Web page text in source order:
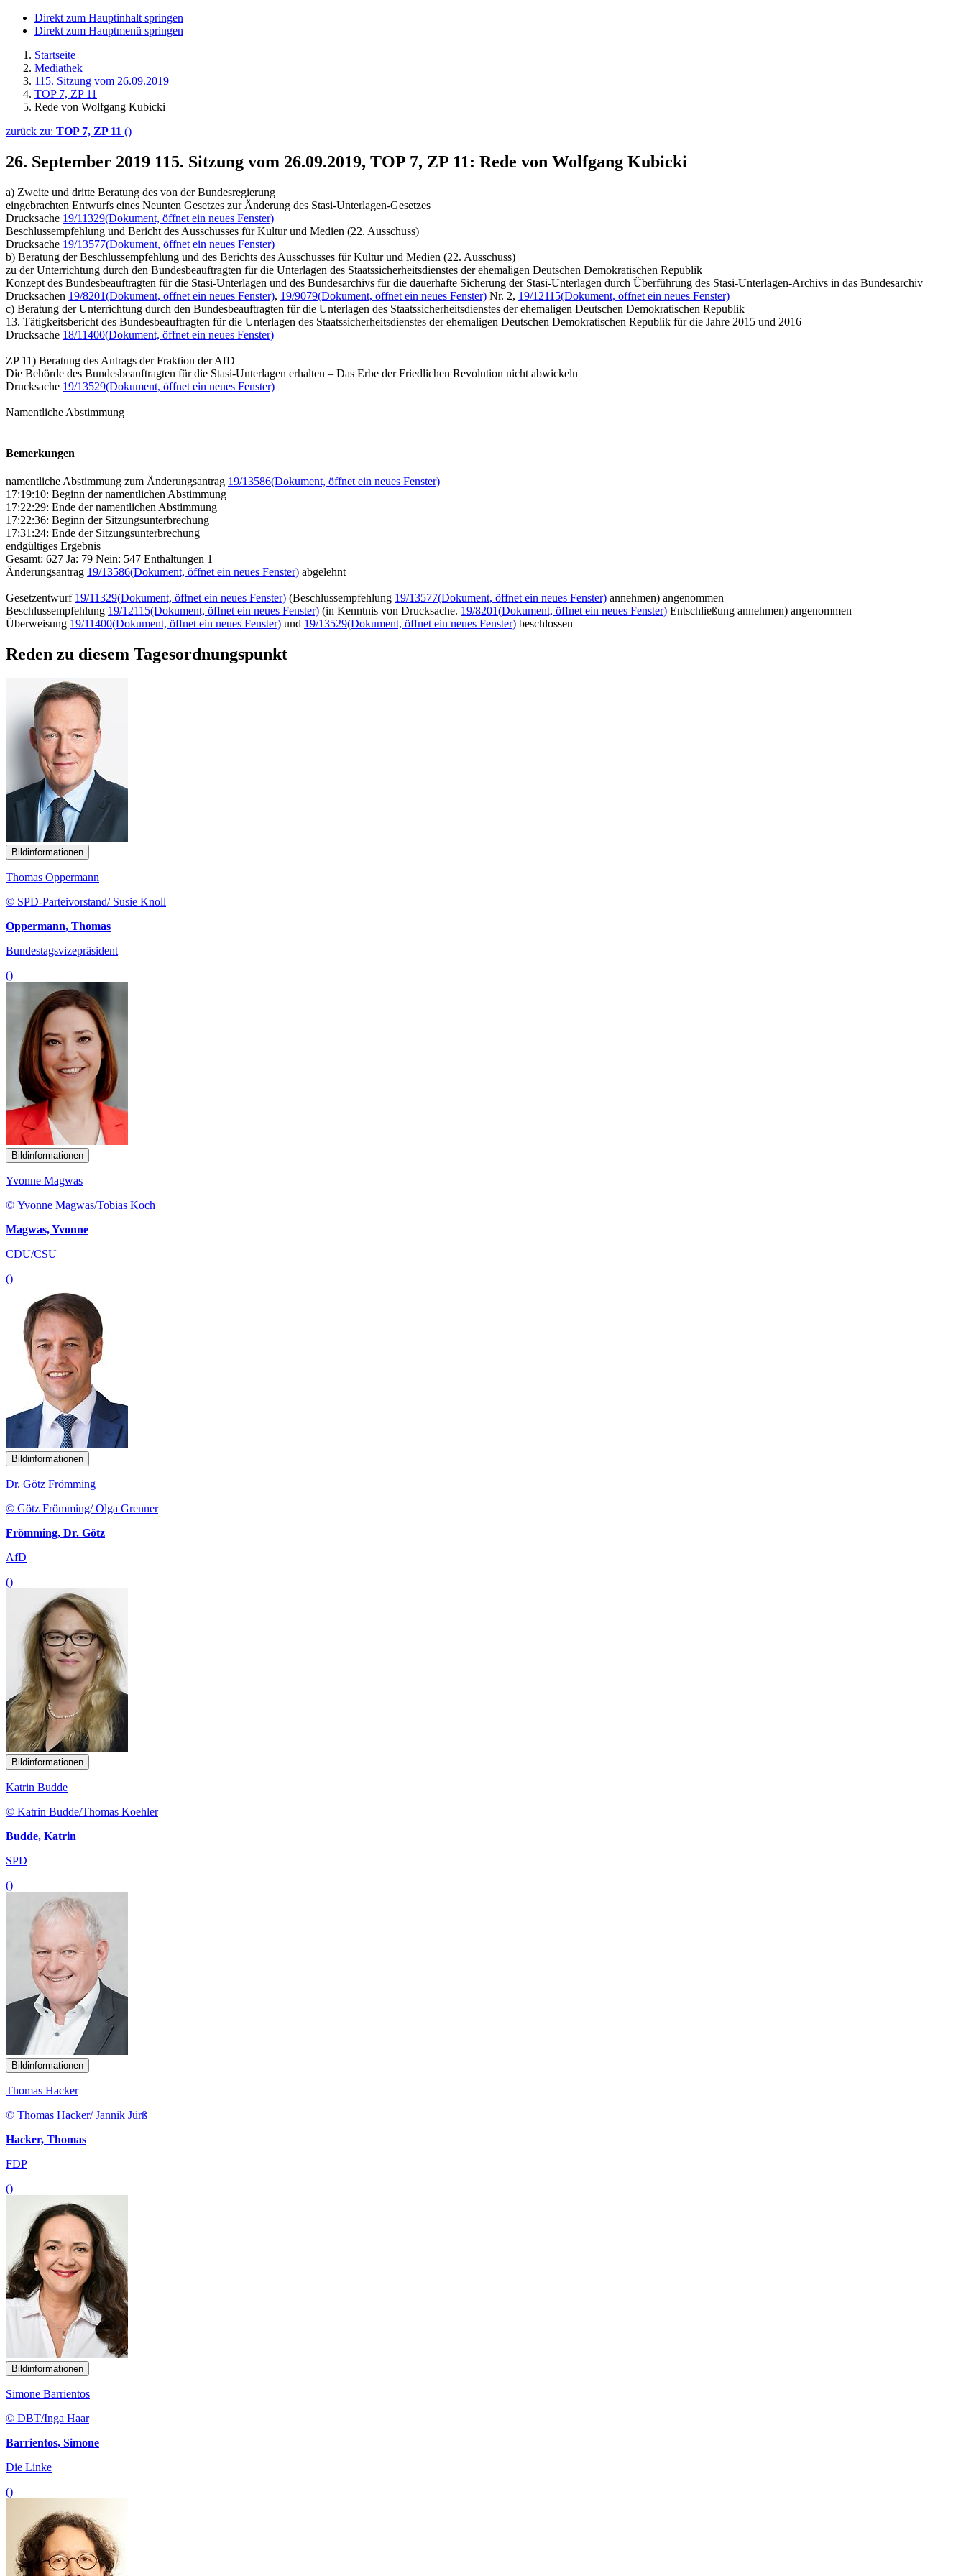
Direkt zum Hauptinhalt springen
Direkt zum Hauptmenü springen
Startseite
Mediathek
115. Sitzung vom 26.09.2019
TOP 7, ZP 11
Rede von Wolfgang Kubicki
zurück zu: TOP 7, ZP 11 ()
26. September 2019 115. Sitzung vom 26.09.2019, TOP 7, ZP 11: Rede von Wolfgang Kubicki
a) Zweite und dritte Beratung des von der Bundesregierung
eingebrachten Entwurfs eines Neunten Gesetzes zur Änderung des Stasi-Unterlagen-Gesetzes
Drucksache 19/11329(Dokument, öffnet ein neues Fenster)
Beschlussempfehlung und Bericht des Ausschusses für Kultur und Medien (22. Ausschuss)
Drucksache 19/13577(Dokument, öffnet ein neues Fenster)
b) Beratung der Beschlussempfehlung und des Berichts des Ausschusses für Kultur und Medien (22. Ausschuss)
zu der Unterrichtung durch den Bundesbeauftragten für die Unterlagen des Staatssicherheitsdienstes der ehemaligen Deutschen Demokratischen Republik
Konzept des Bundesbeauftragten für die Stasi-Unterlagen und des Bundesarchivs für die dauerhafte Sicherung der Stasi-Unterlagen durch Überführung des Stasi-Unterlagen-Archivs in das Bundesarchiv
Drucksachen 19/8201(Dokument, öffnet ein neues Fenster), 19/9079(Dokument, öffnet ein neues Fenster) Nr. 2, 19/12115(Dokument, öffnet ein neues Fenster)
c) Beratung der Unterrichtung durch den Bundesbeauftragten für die Unterlagen des Staatssicherheitsdienstes der ehemaligen Deutschen Demokratischen Republik
13. Tätigkeitsbericht des Bundesbeauftragten für die Unterlagen des Staatssicherheitsdienstes der ehemaligen Deutschen Demokratischen Republik für die Jahre 2015 und 2016
Drucksache 18/11400(Dokument, öffnet ein neues Fenster)
ZP 11) Beratung des Antrags der Fraktion der AfD
Die Behörde des Bundesbeauftragten für die Stasi-Unterlagen erhalten – Das Erbe der Friedlichen Revolution nicht abwickeln
Drucksache 19/13529(Dokument, öffnet ein neues Fenster)
Namentliche Abstimmung
Bemerkungen
namentliche Abstimmung zum Änderungsantrag 19/13586(Dokument, öffnet ein neues Fenster)
17:19:10: Beginn der namentlichen Abstimmung
17:22:29: Ende der namentlichen Abstimmung
17:22:36: Beginn der Sitzungsunterbrechung
17:31:24: Ende der Sitzungsunterbrechung
endgültiges Ergebnis
Gesamt: 627 Ja: 79 Nein: 547 Enthaltungen 1
Änderungsantrag 19/13586(Dokument, öffnet ein neues Fenster) abgelehnt
Gesetzentwurf 19/11329(Dokument, öffnet ein neues Fenster) (Beschlussempfehlung 19/13577(Dokument, öffnet ein neues Fenster) annehmen) angenommen
Beschlussempfehlung 19/12115(Dokument, öffnet ein neues Fenster) (in Kenntnis von Drucksache. 19/8201(Dokument, öffnet ein neues Fenster) Entschließung annehmen) angenommen
Überweisung 19/11400(Dokument, öffnet ein neues Fenster) und 19/13529(Dokument, öffnet ein neues Fenster) beschlossen
Reden zu diesem Tagesordnungspunkt
Bildinformationen
Thomas Oppermann
© SPD-Parteivorstand/ Susie Knoll
Oppermann, Thomas
Bundestagsvizepräsident
()
Bildinformationen
Yvonne Magwas
© Yvonne Magwas/Tobias Koch
Magwas, Yvonne
CDU/CSU
()
Bildinformationen
Dr. Götz Frömming
© Götz Frömming/ Olga Grenner
Frömming, Dr. Götz
AfD
()
Bildinformationen
Katrin Budde
© Katrin Budde/Thomas Koehler
Budde, Katrin
SPD
()
Bildinformationen
Thomas Hacker
© Thomas Hacker/ Jannik Jürß
Hacker, Thomas
FDP
()
Bildinformationen
Simone Barrientos
© DBT/Inga Haar
Barrientos, Simone
Die Linke
()